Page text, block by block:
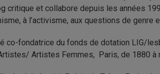
critique et collabore depuis les années
à l’activisme, aux questions de genre
fondatrice du fonds de dotation LIG/
Artistes Femmes, Paris, de 1880 à